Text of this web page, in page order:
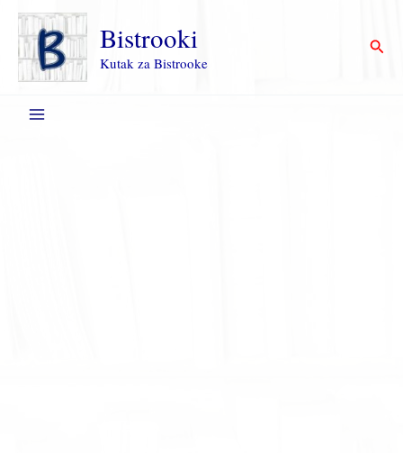
Пређи
садржај
Bistrooki
Kutak za Bistrooke